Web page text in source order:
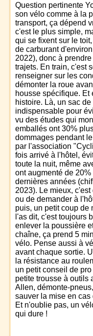
Question pertinente
son vélo comme à la
transport, ça dépend
c'est le plus simple,
qui se fixent sur le
de carburant
2022), donc à
trajets. En train, c'est
renseigner sur les
démonter la roue
housse spécifique. Et
histoire. Là, un sac
indispensable pour
vu des études qui
emballés ont 30%
dommages pendant
par l'association
fois arrivé à l'hôtel,
toute la nuit, même
ont augmenté de
dernières années
2023). Le mieux,
ou de demander à
puis, un petit coup de
l'as dit, c'est toujours
enlever la poussière
chaîne, ça prend 5
vélo. Pense aussi à
avant chaque sortie.
la résistance au
un petit conseil de
petite trousse à outils
Allen, démonte-
sauver la mise en cas
Et n'oublie pas, un
qui dure !